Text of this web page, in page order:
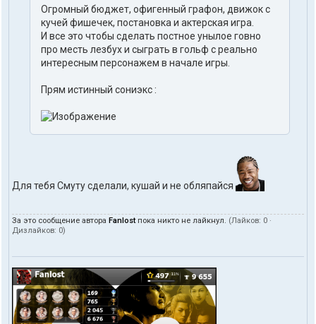
Огромный бюджет, офигенный графон, движок с
кучей фишечек, постановка и актерская игра.
И все это чтобы сделать постное унылое говно
про месть лезбух и сыграть в гольф с реально
интересным персонажем в начале игры.
Прям истинный сониэкс :
Для тебя Смуту сделали, кушай и не обляпайся
За это сообщение автора Fanlostпока никто не лайкнул. (Лайков: 0 ·
Дизлайков: 0)